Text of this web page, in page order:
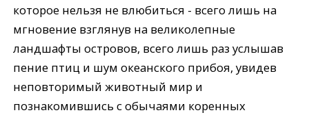
которое нельзя не влюбиться - всего лишь на
мгновение взглянув на великолепные
ландшафты островов, всего лишь раз услышав
пение птиц и шум океанского прибоя, увидев
неповторимый животный мир и
познакомившись с обычаями коренных